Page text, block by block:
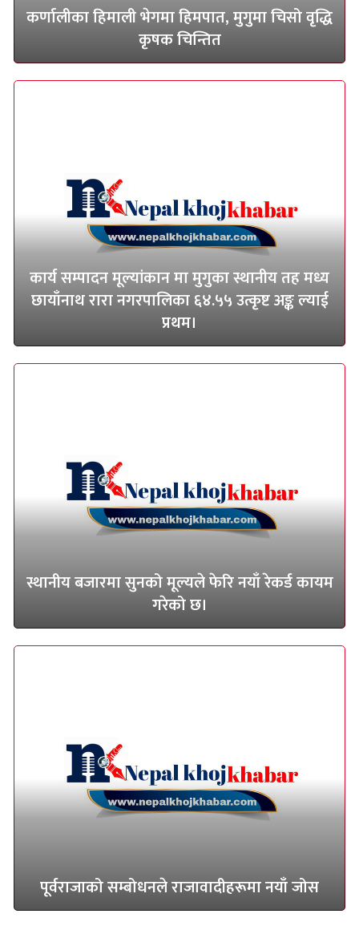
कर्णालीका हिमाली भेगमा हिमपात, मुगुमा चिसो वृद्धि
कृषक चिन्तित
कार्य सम्पादन मूल्यांकान मा मुगुका स्थानीय तह मध्य
छायाँनाथ रारा नगरपालिका ६४.५५ उत्कृष्ट अङ्क ल्याई
प्रथम।
स्थानीय बजारमा सुनको मूल्यले फेरि नयाँ रेकर्ड कायम
गरेको छ।
पूर्वराजाको सम्बोधनले राजावादीहरूमा नयाँ जोस